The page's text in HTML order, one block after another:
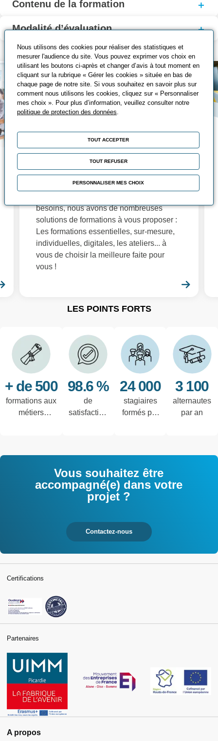
Contenu de la formation
Modalité d’évaluation
Nos solutions de
formation
besoins, nous avons de nombreuses
solutions de formations à vous proposer :
Les formations essentielles, sur-mesure,
individuelles, digitales, les ateliers... à
vous de choisir la meilleure faite pour
vous !
LES POINTS FORTS
+ de 500
formations aux
métiers
98.6 %
de
satisfaction
24 000
stagiaires
formés par
3 100
alternautes
par an
Vous souhaitez être
accompagné(e) dans votre
projet ?
Contactez-nous
A propos
Certifications
Partenaires
Nous utilisons des cookies pour réaliser des statistiques et
mesurer l'audience du site. Vous pouvez exprimer vos choix en
utilisant les boutons ci-après et changer d’avis à tout moment en
cliquant sur la rubrique « Gérer les cookies » située en bas de
chaque page de notre site. Si vous souhaitez en savoir plus sur
comment nous utilisons les cookies, cliquez sur « Personnaliser
mes choix ». Pour plus d’information, veuillez consulter notre
politique de protection des données
TOUT ACCEPTER
TOUT REFUSER
PERSONNALISER MES CHOIX